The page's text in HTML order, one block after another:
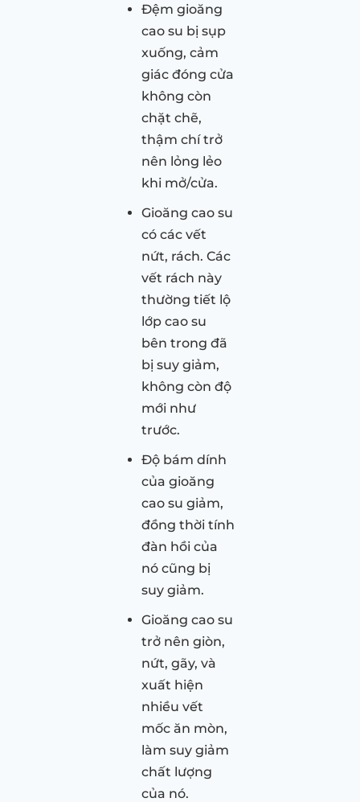
Đệm gioăng
cao su bị sụp
xuống, cảm
giác đóng cửa
không còn
chặt chẽ,
thậm chí trở
nên lỏng lẻo
khi mở/cửa.
Gioăng cao su
có các vết
nứt, rách. Các
vết rách này
thường tiết lộ
lớp cao su
bên trong đã
bị suy giảm,
không còn độ
mới như
trước.
Độ bám dính
của gioăng
cao su giảm,
đồng thời tính
đàn hồi của
nó cũng bị
suy giảm.
Gioăng cao su
trở nên giòn,
nứt, gãy, và
xuất hiện
nhiều vết
mốc ăn mòn,
làm suy giảm
chất lượng
của nó.